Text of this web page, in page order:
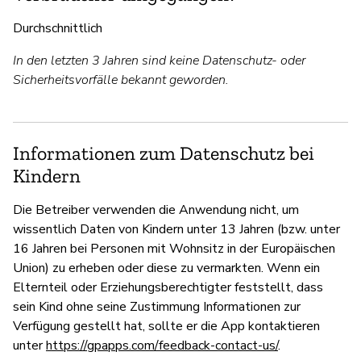
Durchschnittlich
In den letzten 3 Jahren sind keine Datenschutz- oder
Sicherheitsvorfälle bekannt geworden.
Informationen zum Datenschutz bei
Kindern
Die Betreiber verwenden die Anwendung nicht, um
wissentlich Daten von Kindern unter 13 Jahren (bzw. unter
16 Jahren bei Personen mit Wohnsitz in der Europäischen
Union) zu erheben oder diese zu vermarkten. Wenn ein
Elternteil oder Erziehungsberechtigter feststellt, dass
sein Kind ohne seine Zustimmung Informationen zur
Verfügung gestellt hat, sollte er die App kontaktieren
unterhttps://gpapps.com/feedback-contact-us/.